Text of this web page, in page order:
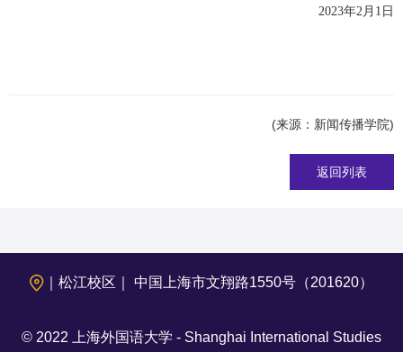
2023年2 月 1 日
(来源：新闻传播学院)
返回列表
｜松江校区｜ 中国上海市文翔路1550号（201620）
© 2022 上海外国语大学 - Shanghai International Studies